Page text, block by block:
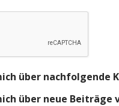
über nachfolgende
über neue Beiträge